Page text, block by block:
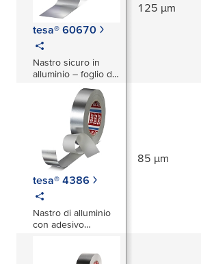
tesa® 60670
Nastro sicuro in
alluminio – foglio da
125 µm
tesa® 4386
Nastro di alluminio
con adesivo
85 µm